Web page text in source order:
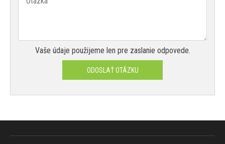
Vaše údaje použijeme len pre zaslanie odpovede.
ODOSLAŤ OTÁZKU